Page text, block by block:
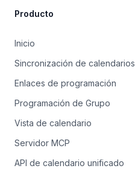
Producto
Inicio
Sincronización de calendarios
Enlaces de programación
Programación de Grupo
Vista de calendario
Servidor MCP
API de calendario unificado